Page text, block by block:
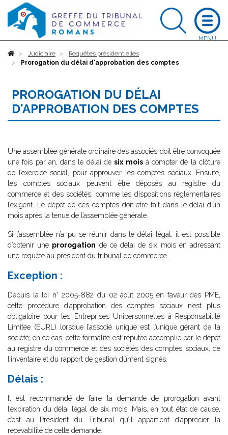
AccueilJudiciaire
Requêtes présidentielles
Prorogation du délai d'approbation des comptes
PROROGATION DU DÉLAI
D'APPROBATION DES COMPTES
Une assemblée générale ordinaire des associés doit être convoquée
une fois par an, dans le délai desix moisà compter de la clôture
de l’exercice social, pour approuver les comptes sociaux. Ensuite,
les comptes sociaux peuvent être déposés au registre du
commerce et des sociétés, comme les dispositions réglementaires
l’exigent. Le dépôt de ces comptes doit être fait dans le délai d’un
mois après la tenue de l’assemblée générale.
Si l’assemblée n’a pu se réunir dans le délai légal, il est possible
d’obtenir une prorogation de ce délai de six mois en adressant
une requête au président du tribunal de commerce.
Exception :
Depuis la loi n° 2005-882 du 02 août 2005 en faveur des PME,
cette procédure d’approbation des comptes sociaux n’est plus
obligatoire pour les Entreprises Unipersonnelles à Responsabilité
Limitée (EURL) lorsque l’associé unique est l’unique gérant de la
société; en ce cas, cette formalité est réputée accomplie par le dépôt
au registre du commerce et des sociétés des comptes sociaux, de
l’inventaire et du rapport de gestion dûment signés.
Délais :
Il est recommandé de faire la demande de prorogation avant
l’expiration du délai légal de six mois. Mais, en tout état de cause,
c’est au Président du Tribunal qu’il appartient d’apprécier la
recevabilité de cette demande.